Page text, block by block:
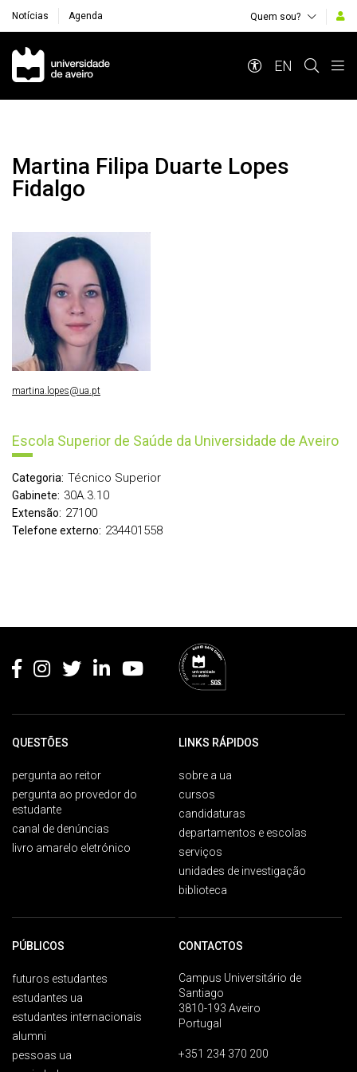
Notícias Agenda Quem sou?
Navegação Principal
EN
Martina Filipa Duarte Lopes
Fidalgo
Escola Superior de Saúde da Universidade de Aveiro
Categoria: Técnico Superior
Gabinete: 30A.3.10
Extensão: 27100
Telefone externo: 234401558
martina.lopes@ua.pt
QUESTÕES
pergunta ao reitor
pergunta ao provedor do
estudante
canal de denúncias
livro amarelo eletrónico
LINKS RÁPIDOS
sobre a ua
cursos
candidaturas
departamentos e escolas
serviços
unidades de investigação
biblioteca
PÚBLICOS
futuros estudantes
estudantes ua
estudantes internacionais
alumni
pessoas ua
CONTACTOS
Campus Universitário de
Santiago
3810-193 Aveiro
Portugal
+351 234 370 200